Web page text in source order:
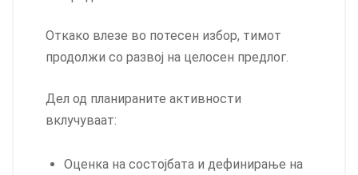
Откако влезе во потесен избор, тимот
продолжи со развој на целосен предлог.
Дел од планираните активности
вклучуваат:
Оценка на состојбата и дефинирање на